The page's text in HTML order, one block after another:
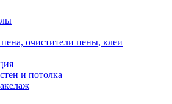
очистители пены, клеи
и потолка